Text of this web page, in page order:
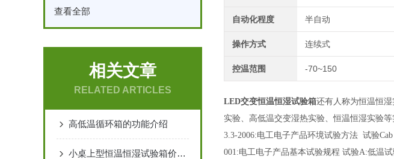
查看全部
相关文章
RELATED ARTICLES
高低温循环箱的功能介绍
小桌上型恒温恒湿试验箱价钱的原因
自动化程度 半自动
操作方式 连续式
控温范围 -70~150
LED交变恒温恒湿试验箱还有人称为恒温恒
实验、高低温交变湿热实验、恒温恒湿实验
3.3-2006:电工电子产品环境试验方法 试验
001:电工电子产品基本试验规程 试验A:低温试